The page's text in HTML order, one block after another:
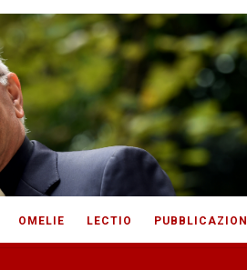
OMELIE LECTIO PUBBLICAZIONI